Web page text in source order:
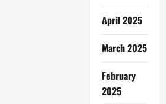
April 2025
March 2025
February
2025